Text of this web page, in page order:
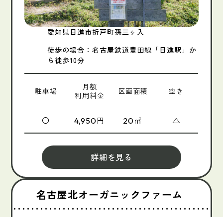
愛知県日進市折戸町孫三ヶ入
徒歩の場合：名古屋鉄道豊田線「日進駅」か
ら徒歩10分
駐車場
月額
利用料金
区画面積 空き
〇 4,950円 20㎡ △
詳細を見る
名古屋北オーガニックファーム